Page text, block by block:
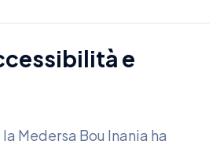
e
Medersa Bou Inania ha